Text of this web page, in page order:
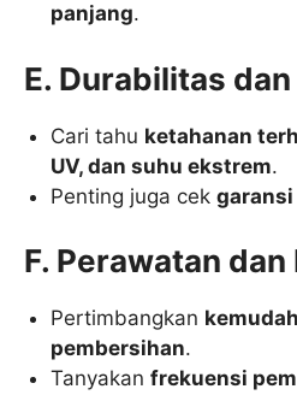
panjang.
E. Durabilitas
Cari tahu ketahanan
UV, dan suhu ekstrem.
Penting juga cek
F. Perawatan
Pertimbangkan
pembersihan.
Tanyakanfrekuensi